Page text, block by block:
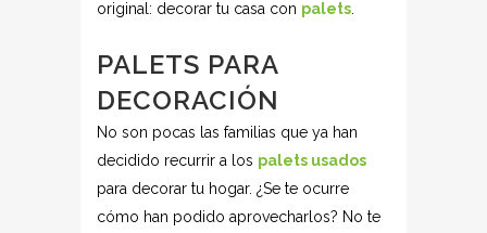
original: decorar tu casa con palets
PALETS PARA
DECORACIÓN
No son pocas las familias que ya han
decidido recurrir a los palets usados
para decorar tu hogar. ¿Se te ocurre
cómo han podido aprovecharlos? No te